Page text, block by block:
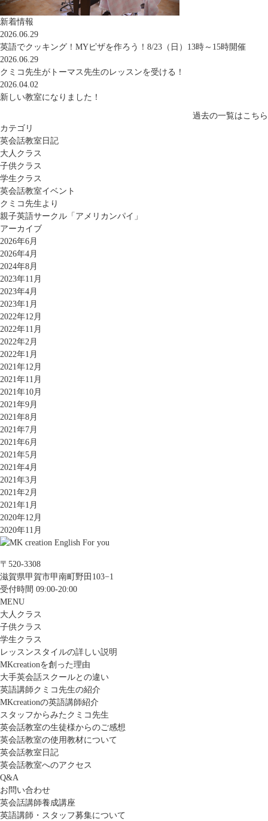
新着情報
2026.06.29
英語でクッキング！MYピザを作ろう！8/23（日）13時～15時開催
2026.06.29
クミコ先生がトーマス先生のレッスンを受ける！
2026.04.02
新しい教室になりました！
過去の一覧はこちら
カテゴリ
英会話教室日記
大人クラス
子供クラス
学生クラス
英会話教室イベント
クミコ先生より
親子英語サークル「アメリカンパイ」
アーカイブ
2026年6月
2026年4月
2024年8月
2023年11月
2023年4月
2023年1月
2022年12月
2022年11月
2022年2月
2022年1月
2021年12月
2021年11月
2021年10月
2021年9月
2021年8月
2021年7月
2021年6月
2021年5月
2021年4月
2021年3月
2021年2月
2021年1月
2020年12月
2020年11月
〒520-3308
滋賀県甲賀市甲南町野田103−1
受付時間 09:00-20:00
MENU
大人クラス
子供クラス
学生クラス
レッスンスタイルの詳しい説明
MKcreationを創った理由
大手英会話スクールとの違い
英語講師クミコ先生の紹介
MKcreationの英語講師紹介
スタッフからみたクミコ先生
英会話教室の生徒様からのご感想
英会話教室の使用教材について
英会話教室日記
英会話教室へのアクセス
Q&A
お問い合わせ
英会話講師養成講座
英語講師・スタッフ募集について